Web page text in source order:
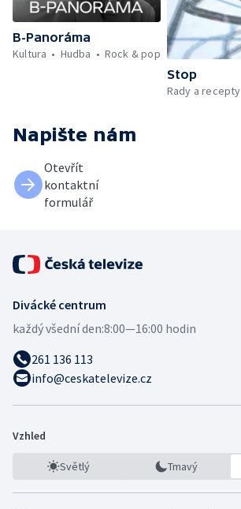
B-Panoráma
Kultura
Hudba
Rock & pop
Stop
Rady a recepty
Napište nám
Otevřít
kontaktní
formulář
Divácké centrum
každý všední den:8:00—16:00 hodin
261 136 113
info@ceskatelevize.cz
Vzhled
Světlý Tmavý